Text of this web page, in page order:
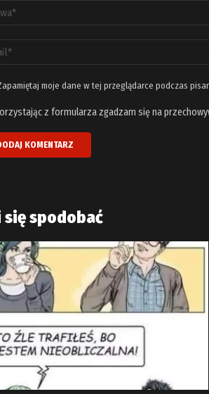
moje dane w tej przeglądarce podczas
z formularza zgadzam się na
się spodobać